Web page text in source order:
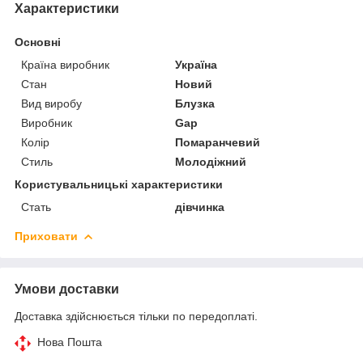
Характеристики
Основні
Країна виробник
Україна
Стан
Новий
Вид виробу
Блузка
Виробник
Gap
Колір
Помаранчевий
Стиль
Молодіжний
Користувальницькі характеристики
Стать
дівчинка
Приховати
Умови доставки
Доставка здійснюється тільки по передоплаті.
Нова Пошта